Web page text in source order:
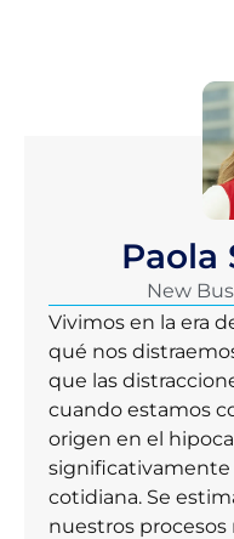
Paola
New
Vivimos en la era
qué nos
que las
cuando estamos
origen en el
significativamente
cotidiana. Se
nuestros